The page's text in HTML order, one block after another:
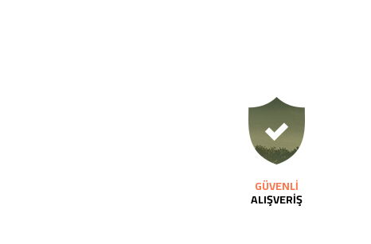
GÜVENLİ
ALIŞVERİŞ